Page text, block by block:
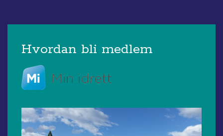
Hvordan bli medlem